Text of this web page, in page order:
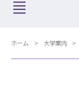
ホーム 大学案内